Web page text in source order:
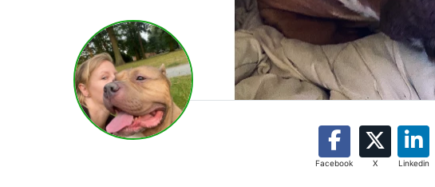
Facebook X Linkedin